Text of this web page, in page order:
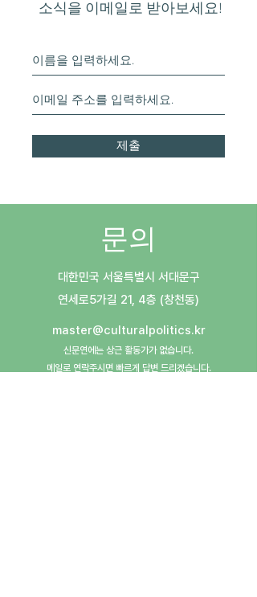
소식을 이메일로 받아보세요!
제출
문의
대한민국 서울특별시 서대문구
​연세로5가길 21, 4층 (창천동)
master@culturalpolitics.kr
신문연에는 상근 활동가가 없습니다.
메일로 연락주시면 빠르게 답변 드리겠습니다.